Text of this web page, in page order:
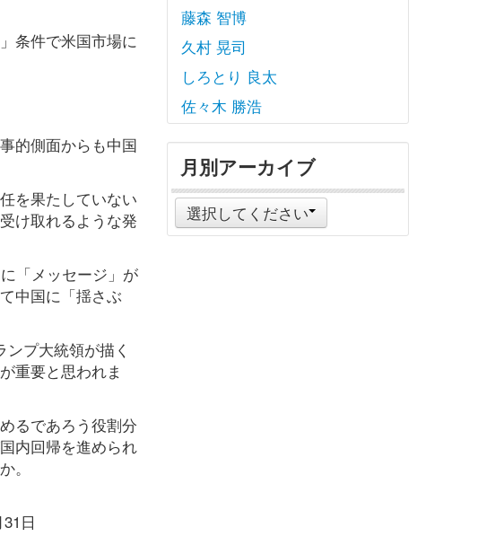
条件で米国市場に
的側面からも中国
を果たしていない
け取れるような発
「メッセージ」が
中国に「揺さぶ
プ大統領が描く
重要と思われま
るであろう役割分
内回帰を進められ
。
日
藤森 智博
久村 晃司
しろとり 良太
佐々木 勝浩
月別アーカイブ
選択してください